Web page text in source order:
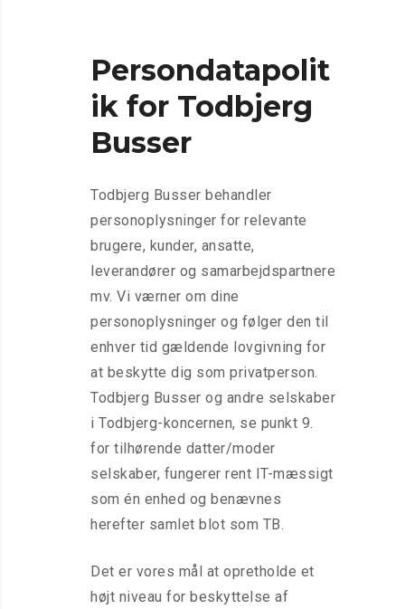
Persondatapolit
ik for Todbjerg
Busser
Todbjerg Busser behandler
personoplysninger for relevante
brugere, kunder, ansatte,
leverandører og samarbejdspartnere
mv. Vi værner om dine
personoplysninger og følger den til
enhver tid gældende lovgivning for
at beskytte dig som privatperson.
Todbjerg Busser og andre selskaber
i Todbjerg-koncernen, se punkt 9.
for tilhørende datter/moder
selskaber, fungerer rent IT-mæssigt
som én enhed og benævnes
herefter samlet blot som TB.
Det er vores mål at opretholde et
højt niveau for beskyttelse af